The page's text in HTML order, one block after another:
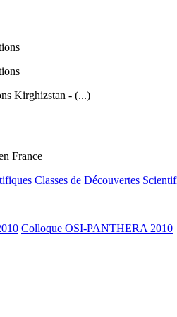
Kirghizstan - (...)
France
Classes de Découvertes
Colloque OSI-PANTHERA 2010